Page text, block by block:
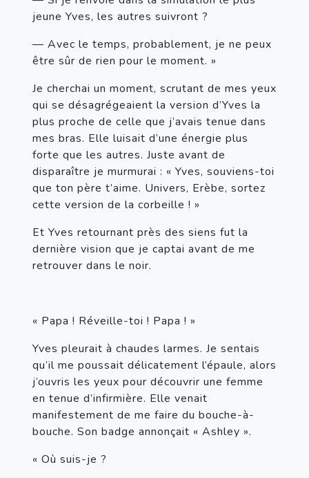
jeune Yves, les autres suivront ?
— Avec le temps, probablement, je ne peux
être sûr de rien pour le moment. »
Je cherchai un moment, scrutant de mes yeux
qui se désagrégeaient la version d’Yves la
plus proche de celle que j’avais tenue dans
mes bras. Elle luisait d’une énergie plus
forte que les autres. Juste avant de
disparaître je murmurai : « Yves, souviens-toi
que ton père t’aime. Univers, Erèbe, sortez
cette version de la corbeille ! »
Et Yves retournant près des siens fut la
dernière vision que je captai avant de me
retrouver dans le noir.
« Papa ! Réveille-toi ! Papa ! »
Yves pleurait à chaudes larmes. Je sentais
qu’il me poussait délicatement l’épaule, alors
j’ouvris les yeux pour découvrir une femme
en tenue d’infirmière. Elle venait
manifestement de me faire du bouche-à-
bouche. Son badge annonçait « Ashley ».
« Où suis-je ?